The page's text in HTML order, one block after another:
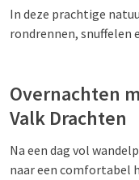
In deze prachtige
rondrennen, snuffelen
Overnachten
Valk Drachten
Na een dag vol
naar een comfortabel